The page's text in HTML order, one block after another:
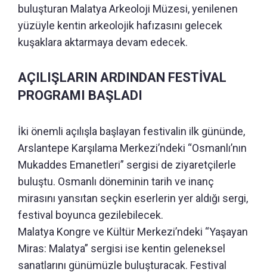
buluşturan Malatya Arkeoloji Müzesi, yenilenen
yüzüyle kentin arkeolojik hafızasını gelecek
kuşaklara aktarmaya devam edecek.
AÇILIŞLARIN ARDINDAN FESTİVAL
PROGRAMI BAŞLADI
İki önemli açılışla başlayan festivalin ilk gününde,
Arslantepe Karşılama Merkezi’ndeki “Osmanlı’nın
Mukaddes Emanetleri” sergisi de ziyaretçilerle
buluştu. Osmanlı döneminin tarih ve inanç
mirasını yansıtan seçkin eserlerin yer aldığı sergi,
festival boyunca gezilebilecek.
Malatya Kongre ve Kültür Merkezi’ndeki “Yaşayan
Miras: Malatya” sergisi ise kentin geleneksel
sanatlarını günümüzle buluşturacak. Festival